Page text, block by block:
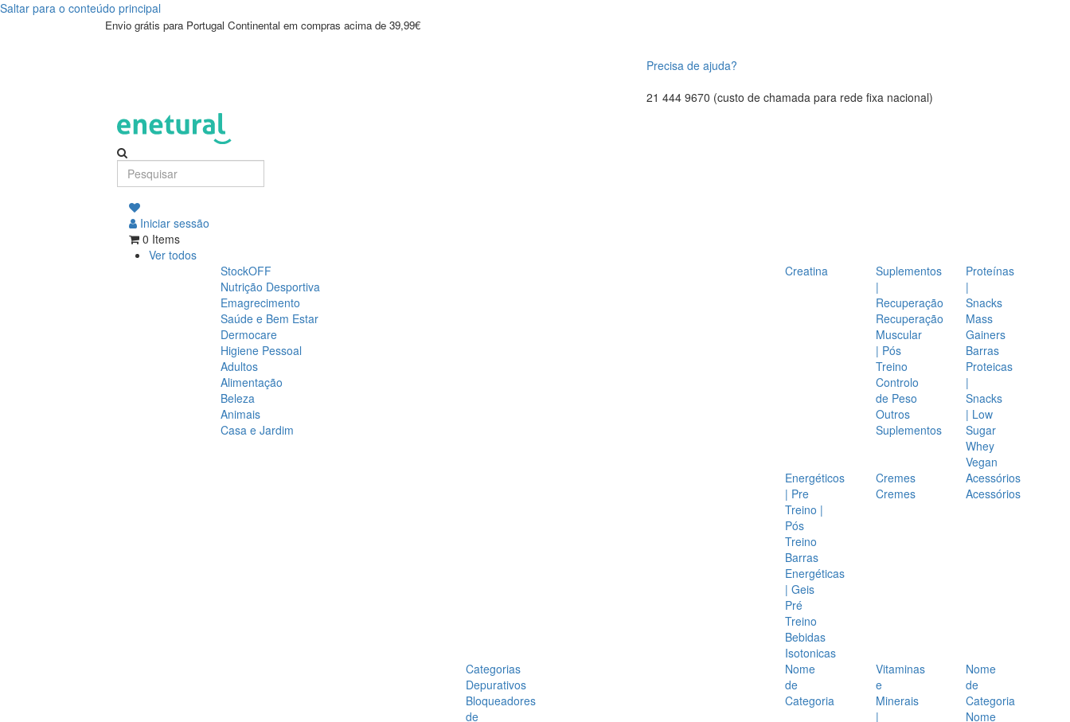
Saltar para o conteúdo principal
Envio grátis para Portugal Continental em compras acima de 39,99€
Precisa de ajuda?
21 444 9670 (custo de chamada para rede fixa nacional)
Iniciar sessão
0 Items
Ver todos
StockOFF
Nutrição Desportiva
Emagrecimento
Saúde e Bem Estar
Dermocare
Higiene Pessoal
Adultos
Alimentação
Beleza
Animais
Casa e Jardim
Creatina
Suplementos
|
Recuperação
Recuperação
Muscular
| Pós
Treino
Controlo
de Peso
Outros
Suplementos
Proteínas
|
Snacks
Mass
Gainers
Barras
Proteicas
|
Snacks
| Low
Sugar
Whey
Vegan
Energéticos
| Pre
Treino |
Pós
Treino
Barras
Energéticas
| Geis
Pré
Treino
Bebidas
Isotonicas
Cremes
Cremes
Acessórios
Acessórios
Categorias
Depurativos
Bloqueadores
de
Nome
de
Categoria
Vitaminas
e
Minerais
|
Nome
de
Categoria
Nome